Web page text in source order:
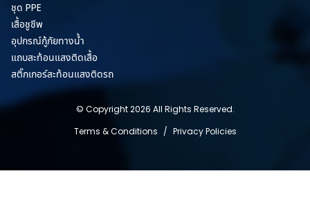
ชุด PPE
เสื้อชูชีพ
อุปกรณ์กู้ภัยทางน้ำ
แถบสะท้อนแสงติดเสื้อ
สติ๊กเกอร์สะท้อนแสงติดรถ
© Copyright 2026 All Rights Reserved.
Terms & Conditions / Privacy Policies